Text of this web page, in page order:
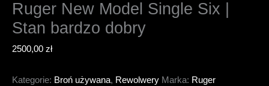
Ruger New Model Single Six |
Stan bardzo dobry
2500,00 zł
Kategorie: Broń używana, Rewolwery Marka: Ruger